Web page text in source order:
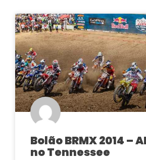
Bolão BRMX 2014 –
no Tennessee